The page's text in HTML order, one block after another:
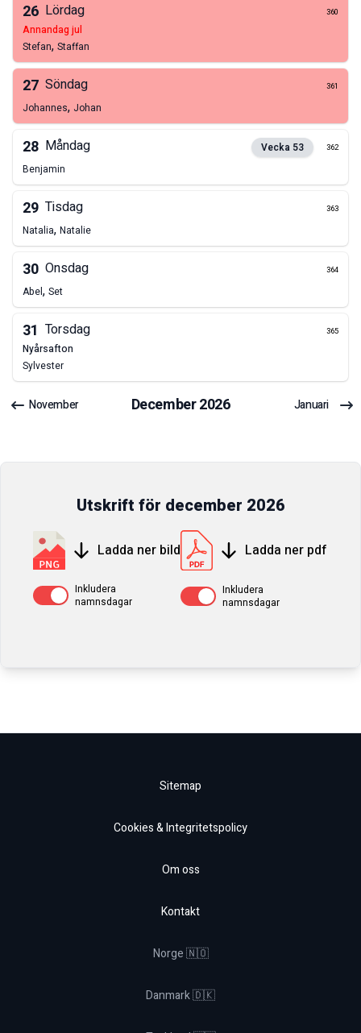
26 Lördag 360
annandag jul
Stefan, Staffan
27 Söndag 361
Johannes, Johan
28 Måndag Vecka 53 362
Benjamin
29 Tisdag 363
Natalia, Natalie
30 Onsdag 364
Abel, Set
31 Torsdag 365
nyårsafton
Sylvester
November December2026 Januari
Utskrift för december 2026
Ladda ner bild
Av / PåInkludera
namnsdagar
Ladda ner pdf
Av / PåInkludera
namnsdagar
Sitemap
Cookies & Integritetspolicy
Om oss
Kontakt
Norge 🇳🇴
Danmark 🇩🇰